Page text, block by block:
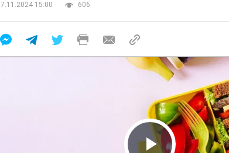
7.11.2024 15:00
606